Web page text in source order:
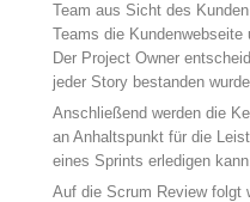
Team aus Sicht des
Teams die
Der Project Owner
jeder Story bestanden
Anschließend werden die
an Anhaltspunkt für die
eines Sprints erledigen
Auf die Scrum Review folgt